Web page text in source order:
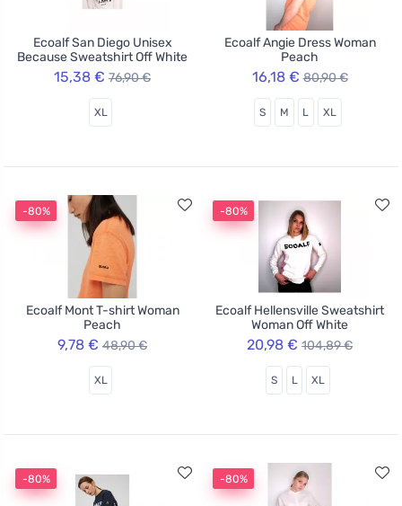
Ecoalf San Diego Unisex
Because Sweatshirt Off White
15,38 € 76,90 €
XL
Ecoalf Angie Dress Woman
Peach
16,18 € 80,90 €
S M L XL
-80%
Ecoalf Mont T-shirt Woman
Peach
9,78 € 48,90 €
XL
-80%
Ecoalf Hellensville Sweatshirt
Woman Off White
20,98 € 104,89 €
S L XL
-80% -80%